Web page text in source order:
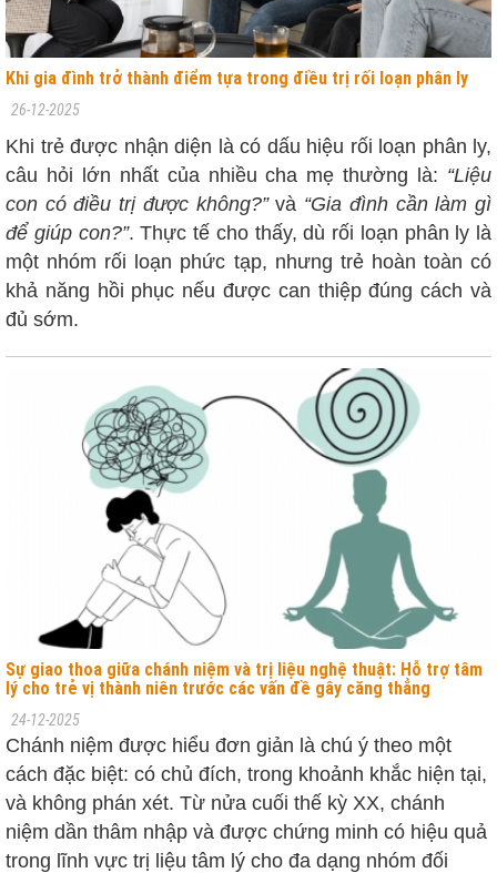
Khi gia đình trở thành điểm tựa trong điều trị rối loạn phân ly
26-12-2025
Khi trẻ được nhận diện là có dấu hiệu rối loạn phân ly,
câu hỏi lớn nhất của nhiều cha mẹ thường là: “Liệu
con có điều trị được không?”và “Gia đình cần làm gì
để giúp con?”. Thực tế cho thấy, dù rối loạn phân ly là
một nhóm rối loạn phức tạp, nhưng trẻ hoàn toàn có
khả năng hồi phục nếu được can thiệp đúng cách và
đủ sớm.
Sự giao thoa giữa chánh niệm và trị liệu nghệ thuật: Hỗ trợ tâm
lý cho trẻ vị thành niên trước các vấn đề gây căng thẳng
24-12-2025
Chánh niệm được hiểu đơn giản là chú ý theo một
cách đặc biệt: có chủ đích, trong khoảnh khắc hiện tại,
và không phán xét. Từ nửa cuối thế kỳ XX, chánh
niệm dần thâm nhập và được chứng minh có hiệu quả
trong lĩnh vực trị liệu tâm lý cho đa dạng nhóm đối